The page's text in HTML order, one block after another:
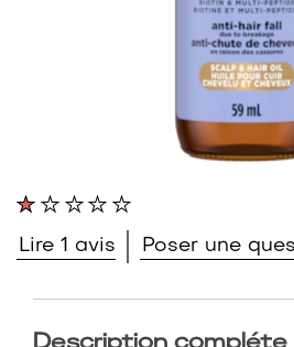
La
moyenne
Renforçante
Lire 1 avis Poser une
Description